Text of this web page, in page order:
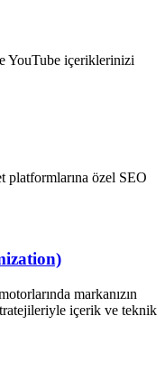
YouTube içeriklerinizi
platformlarına özel SEO
markanızın
içerik ve teknik